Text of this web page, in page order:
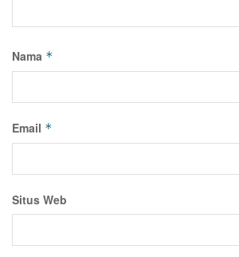
Nama *
Email *
Situs Web